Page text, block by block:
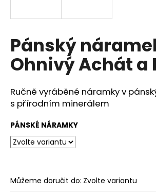
Pánský
Ohnivý Achát a
Ručně vyráběné náramky v
s přírodním minerálem
PÁNSKÉ NÁRAMKY
Můžeme doručit do: Zvolte variantu
í
t
?
o
p